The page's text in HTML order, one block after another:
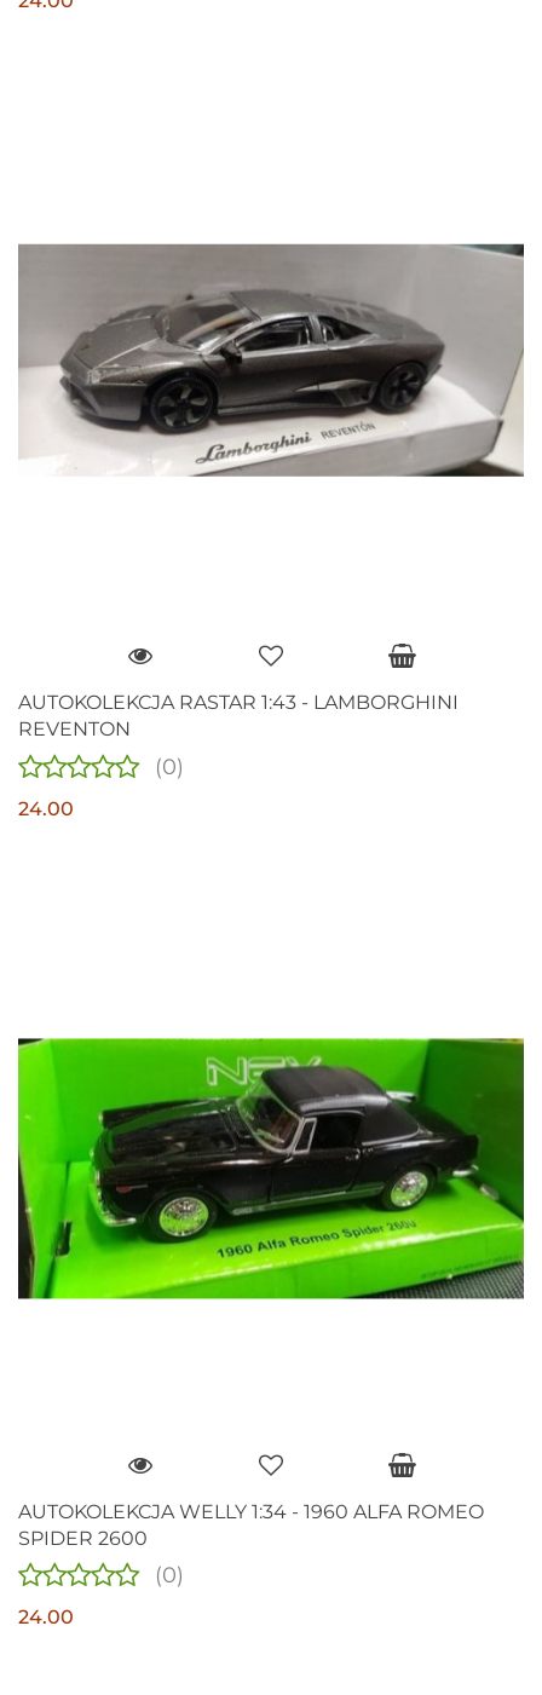
AUTOKOLEKCJA RASTAR 1:43 - LAMBORGHINI
REVENTON
(0)
24.00
AUTOKOLEKCJA WELLY 1:34 - 1960 ALFA ROMEO
SPIDER 2600
(0)
24.00